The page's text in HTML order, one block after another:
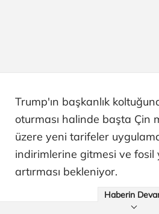
Trump'ın başkanlık
oturması halinde başta Çin
üzere yeni tarifeler
indirimlerine gitmesi ve fosil
artırması bekleniyor.
Haberin